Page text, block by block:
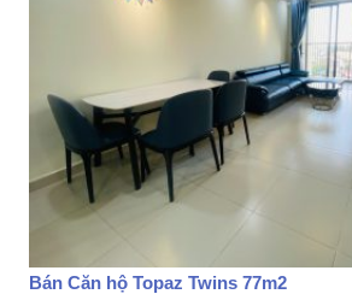
Bán Căn hộ Topaz Twins 77m2